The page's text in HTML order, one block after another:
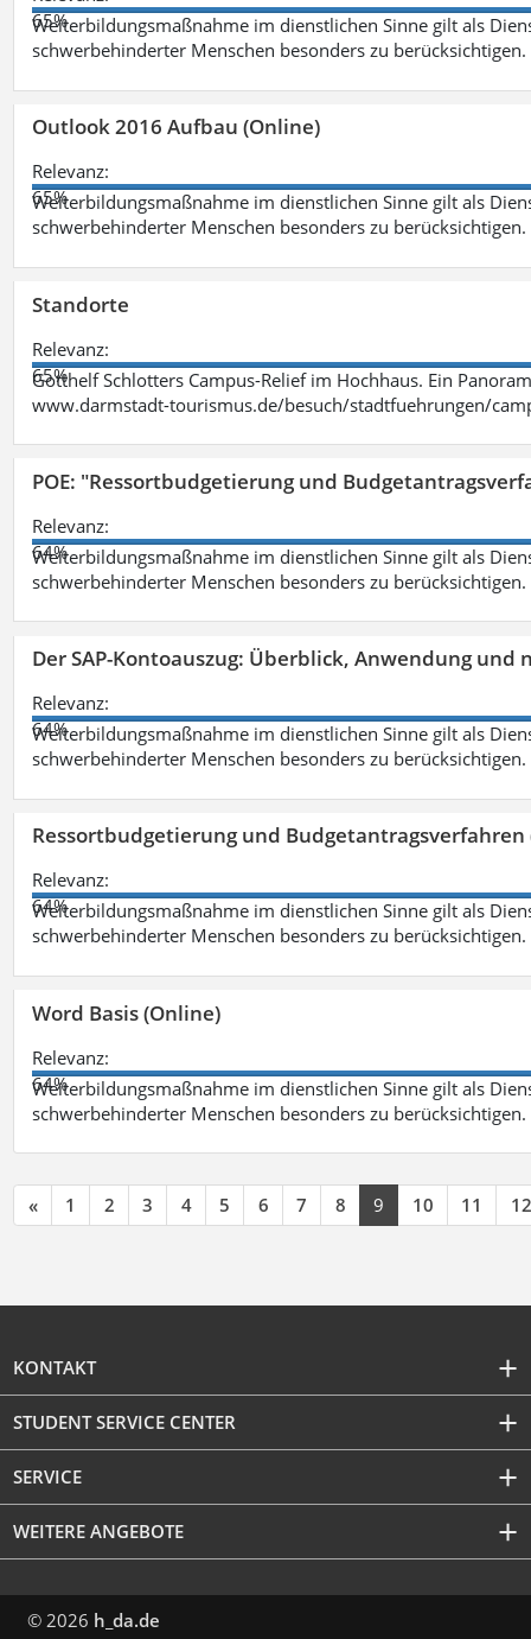
65%
Weiterbildungsmaßnahme im dienstlichen Sinne gilt als
schwerbehinderter Menschen besonders zu berücksichtigen.
Outlook 2016 Aufbau (Online)
Relevanz:
65%
Weiterbildungsmaßnahme im dienstlichen Sinne gilt als
schwerbehinderter Menschen besonders zu berücksichtigen.
Standorte
Relevanz:
65%
Gotthelf Schlotters Campus-Relief im Hochhaus. Ein
www.darmstadt-tourismus.de/besuch/stadtfuehrungen/
POE: "Ressortbudgetierung und
Relevanz:
64%
Weiterbildungsmaßnahme im dienstlichen Sinne gilt als
schwerbehinderter Menschen besonders zu berücksichtigen.
Der SAP-Kontoauszug: Überblick, Anwendung
Relevanz:
64%
Weiterbildungsmaßnahme im dienstlichen Sinne gilt als
schwerbehinderter Menschen besonders zu berücksichtigen.
Ressortbudgetierung und Budgetantragsverfahren
Relevanz:
64%
Weiterbildungsmaßnahme im dienstlichen Sinne gilt als
schwerbehinderter Menschen besonders zu berücksichtigen.
Word Basis (Online)
Relevanz:
64%
Weiterbildungsmaßnahme im dienstlichen Sinne gilt als
schwerbehinderter Menschen besonders zu berücksichtigen.
« 1 2 3 4 5 6 7 8 9 10 11 12
KONTAKT
STUDENT SERVICE CENTER
SERVICE
WEITERE ANGEBOTE
© 2026 h_da.de